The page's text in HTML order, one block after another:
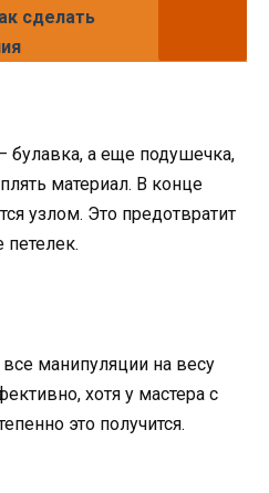
сделать
а еще подушечка,
материал. В конце
узлом. Это предотвратит
манипуляции на весу
хотя у мастера с
это получится.